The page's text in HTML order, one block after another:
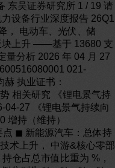
析，对于包 含股票型、债券型、混合型和被动指数型基金等，主要统计基金的前十大重仓股在电新 行业中的占比变化，从电新板块、电新子行业和个股三个维度进行了统计分析。其中， 电新板块的统计股票数量 454，超过申万（363）和中信（301）的一级板块股票池的数 量。市场对于基金的披露规则是一季报和三季报是只有前十大重仓的披露，半年报和年 报是在一个月内披露前十大重仓，三个月内披露全部持仓，所以我们尽量选取同口径的 数据给投资者展现趋势。 2. 电新整体持仓分析：电新重仓市值在基金全部重仓市值的比例 环比下降 至 % 下面两张图从三个角度表达了公募基金持仓的变化，其中“基金持仓占总市值比例” 最能反映市场上公募投资者对于电新板块的配置情况，2019Q2 环比略有上升，2020Q1 环比上升 个百分点，2020Q2 开始出现大幅提升趋势，2020Q4 升至 %，2021Q1 回落至 %，但 2021Q2 大幅提升至 %，2021Q3 持续提升至 %，经历 2021Q4 下滑至 %，2022Q1 重新提升至 %，2022Q2 继续提升至 %，2022Q3 下降至 %，2022Q4 回落至 %，2023Q1 下滑至 %，2023Q2 继续下降至 %，2023Q3 下降至 %，2023Q4 进一步下降至 %，2024Q1 回升至 %，2024Q2 下降至 %，2024Q3 上升 %，2024Q4 下降至 %，2025Q1 下降至 %，2025Q2 下 降至 %，2025Q3 上升至 %。2025Q4 下降至 %。2026Q1 上升至 %。以 电新重仓股市值占基金重仓股票市值比例为指标，2026Q1 占比 %，环比下降 ；以电新重仓股市值占基金股票投资市值比例为指标，2026Q1 占比 %，环 比上升 ；以电新股基金持仓市值占电新股总市值比例为指标，2026Q1占比 %， 环比上升 。 请务必阅读正文之后的免责声明部分 行业深度报告 东吴证券研究所 5 / 19 图1：基金前十大重仓的持股比例情况 数据来源：Wind，东吴证券研究所 图2：基金前十大重仓的持股比例 数据来源：Wind，东吴证券研究所 3. 电新子行业持仓分析：电网、风电板块上升，电动车、光伏、 工控、储能、板块下降 我们基于全市场 13680 支基金的 2026Q1 的前十大持仓数据，对电新板块的股票进 行详细拆分，共覆盖 454 只股票，股票分类结构及对应股票数如下图： 2019Q1-2025Q3 基金持股数 量（亿股） 流通股数量 （亿股） 平均价格 （元/股） 基金持股市 值（亿元） 流通市值 （亿元） 总市值 （亿 元） 基金持仓占 总市值比例 基金持股占 流通市值比 例 基金资产总值 （亿元） 资产净值（亿 元） 股票重仓市值 （亿元） 股票投资市值 （亿元） 持股市值 占基金净 值比例 持股市值占 基金重仓股 票市值比例 持股市值占 基金股票投 资市值比例 备注 2019/3/31 31 2689 527 23,443 30,203 % % 145,260 134,822 9,833 20,265 % % % 前十 2019/6/30 31 2760 507 21,310 26,654 % % 140,750 131,049 10,510 20,949 % % % 前十 2019/9/30 30 2795 531 21,713 27,002 % % 140,858 132,254 11,366 22,204 % % % 前十 2019/12/31 36 2836 718 24,188 30,613 % % 153,164 141,117 12,915 25,576 % % % 前十 2020/3/31 39 2891 732 23,247 29,734 % % 178,091 162,271 13,777 26,857 % % % 前十 2020/6/30 50 2941 1,311 27,895 36,723 % % 178,610 164,188 17,462 33,604 % % % 前十 2020/9/30 65 2999 2,554 38,193 48,709 % % 184,513 170,704 22,490 41,568 % % % 前十 2020/12/31 59 3080 3,702 52,255 66,463 % % 212,172 194,137 29,373 52,689 % % % 前十 2021/3/31 61 3088 3,254 49,117 62,080 % % 229,720 211,625 31,268 54,503 % % % 前十 2021/6/30 71 3224 5,628 69,685 83,718 % % 246,608 225,825 35,905 62,891 % % % 前十 2021/9/30 101 3268 7,182 82,525 97,617 % % 255,571 234,257 35,315 63,586 % % % 前十 2021/12/31 92 3287 7,233 87,324 103,135 % % 274,020 249,030 36,938 70,258 % % % 前十 2022/3/31 135 3471 7,098 76,513 91,876 % % 273,410 247,727 32,291 60,406 % % % 前十 2022/6/30 111 3589 8,088 90,111 108,569 % % 289,770 262,732 35,293 66,181 % % % 前十 2022/9/30 152 4084 7,612 91,317 113,971 % % 285,908 260,690 30,955 58,231 % % % 前十 2022/12/31 121 4150 6,430 89,092 109,331 % % 269,181 253,749 31,520 61,994 % % % 前十 2023/3/31 120 4462 5,894 94,456 113,553 % % 288,710 259,695 32,011 64,095 % % % 前十 2023/6/30 121 4640 5,457 90,423 108,851 % % 305,467 271,108 30,714 62,008 % % % 前十 2023/9/30 125 4631 4,489 82,374 96,761 % % 299,350 268,922 29,662 60,483 % % % 前十 2023/12/31 114 4947 3,738 80,030 92,677 % % 302,248 268,681 27,476 58,038 % % % 前十 2024/3/31 115 4986 3,923 79,218 90,330 % % 318,825 285,576 27,241 58,613 % % % 前十 2024/6/30 111 5060 3,544 73,310 83,384 % % 333,889 303,226 26,487 57,192 % % % 前十 2024/9/30 117 5103 5,000 87,828 99,232 % % 345,366 313,280 31,568 70,374 % % % 前十 2024/12/31 98 5132 4,290 88,504 99,053 % % 348,174 318,254 29,579 67,747 % % % 前十 2025/3/31 5222 4,244 92,102 102,601 % % 338,440 312,947 30,276 69,229 % % % 前十 2025/6/30 5294 3,757 98,757 109,355 % % 373,682 340,653 30,801 72,047 % % % 前十 2025/9/30 110 5379 6,043 123,748 135,044 % % 381,451 354,108 40,445 89,942 % % % 前十 2025/12/31 90 5421 5,366 124,078 134,644 % % 394,731 363,505 39,472 90,294 % % % 前十 2026/3/31 113 5465 5,901 130,839 141,959 % % 3